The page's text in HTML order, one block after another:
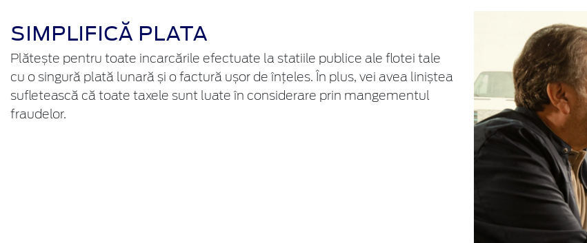
SIMPLIFICĂ PLATA
Plătește pentru toate incarcările efectuate la statiile publice ale flotei tale
cu o singură plată lunară și o factură ușor de înțeles. În plus, vei avea liniștea
sufletească că toate taxele sunt luate în considerare prin mangementul
fraudelor.